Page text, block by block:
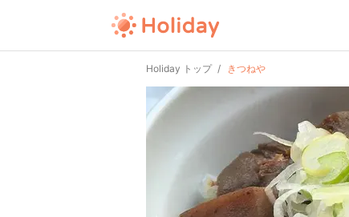
Holiday トップ きつねや